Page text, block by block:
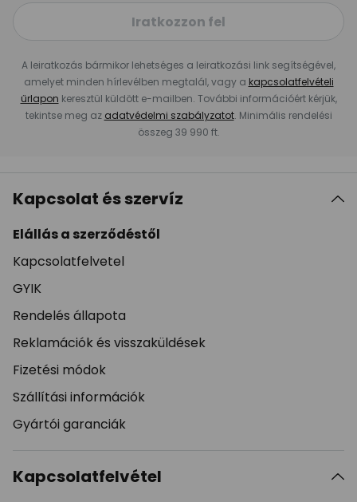
Iratkozzon fel
A leiratkozás bármikor lehetséges a leiratkozási link segítségével,
amelyet minden hírlevélben megtalál, vagy a kapcsolatfelvételi
űrlapon keresztül küldött e-mailben. További információért kérjük,
tekintse meg az adatvédelmi szabályzatot. Minimális rendelési
összeg 39 990 ft.
Kapcsolat és szervíz
Elállás a szerződéstől
Kapcsolatfelvetel
GYIK
Rendelés állapota
Reklamációk és visszaküldések
Fizetési módok
Szállítási információk
Gyártói garanciák
Kapcsolatfelvétel